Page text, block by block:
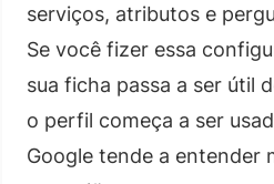
serviços, atributos e
Se você fizer essa
sua ficha passa a ser útil
o perfil começa a ser
Google tende a entender